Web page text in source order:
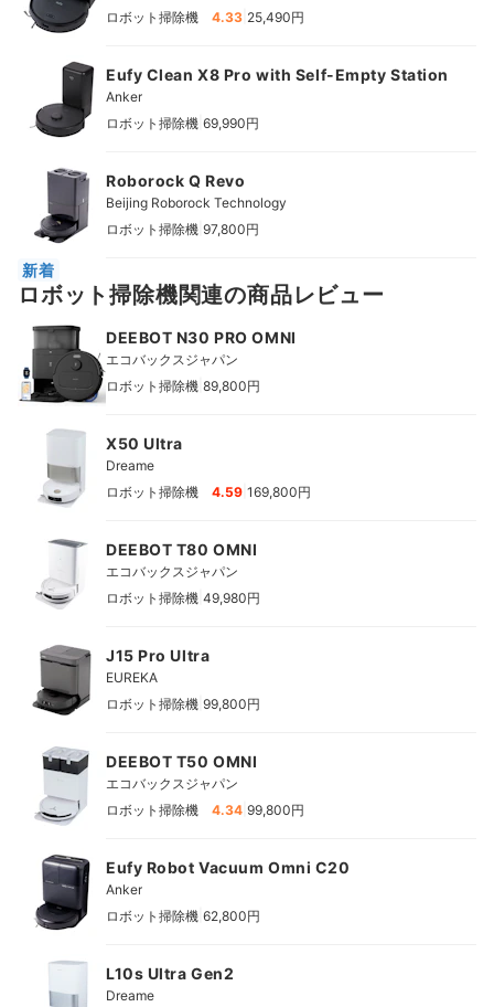
ロボット掃除機
4.33 25,490円
Eufy Clean X8 Pro with Self-Empty Station
Anker
ロボット掃除機 69,990円
Roborock Q Revo
Beijing Roborock Technology
ロボット掃除機 97,800円
新着
ロボット掃除機関連の商品レビュー
DEEBOT N30 PRO OMNI
エコバックスジャパン
ロボット掃除機 89,800円
X50 Ultra
Dreame
ロボット掃除機
4.59 169,800円
DEEBOT T80 OMNI
エコバックスジャパン
ロボット掃除機 49,980円
J15 Pro Ultra
EUREKA
ロボット掃除機 99,800円
DEEBOT T50 OMNI
エコバックスジャパン
ロボット掃除機
4.34 99,800円
Eufy Robot Vacuum Omni C20
Anker
ロボット掃除機 62,800円
L10s Ultra Gen2
Dreame